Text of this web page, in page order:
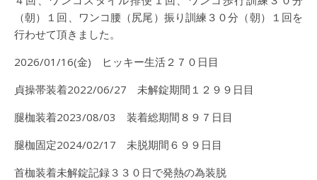
（朝）１回、ワンコ腰（尻尾）振り訓練３０分（朝）１回を
行わせて頂きました。
2026/01/16(金) ヒッキー生活２７０日目
貞操帯装着2022/06/27 未解錠期間１２９９日目
腿枷装着2023/08/03 装着総期間８９７日目
腿枷固定2024/02/17 未脱期間６９９日目
首枷装着未解錠記録３３０日で発熱の為装脱